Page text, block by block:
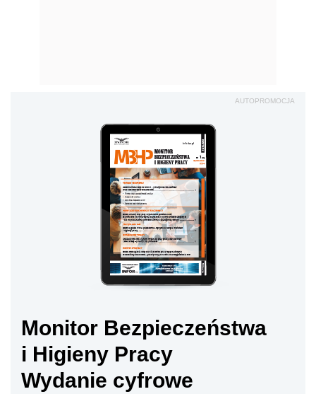
AUTOPROMOCJA
Monitor Bezpieczeństwa
i Higieny Pracy
Wydanie cyfrowe